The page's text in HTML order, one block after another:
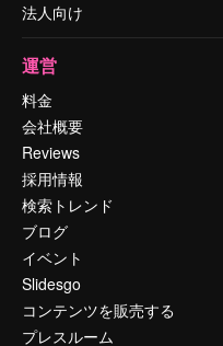
法人向け
運営
料金
会社概要
Reviews
採用情報
検索トレンド
ブログ
イベント
Slidesgo
コンテンツを販売する
プレスルーム